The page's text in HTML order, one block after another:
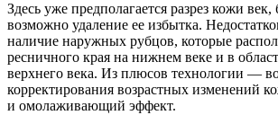
Здесь уже предполагается разрез кожи век,
возможно удаление ее избытка.
наличие наружных рубцов, которые
ресничного края на нижнем веке и в
верхнего века. Из плюсов технологии —
корректирования возрастных изменений
и омолаживающий эффект.